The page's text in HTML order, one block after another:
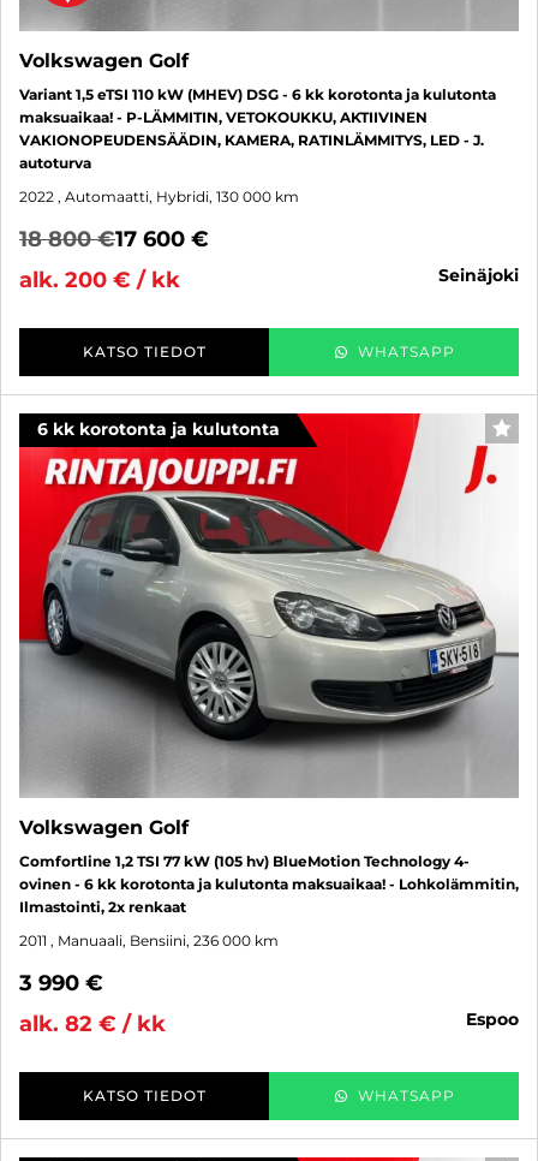
Volkswagen Golf
Variant 1,5 eTSI 110 kW (MHEV) DSG - 6 kk korotonta ja kulutonta
maksuaikaa! - P-LÄMMITIN, VETOKOUKKU, AKTIIVINEN
VAKIONOPEUDENSÄÄDIN, KAMERA, RATINLÄMMITYS, LED - J.
autoturva
2022 , Automaatti, Hybridi, 130 000 km
18 800 €17 600 €
alk. 200 € / kk
seinäjoki
KATSO TIEDOT WHATSAPP
6 kk korotonta ja kulutonta
Volkswagen Golf
Comfortline 1,2 TSI 77 kW (105 hv) BlueMotion Technology 4-
ovinen - 6 kk korotonta ja kulutonta maksuaikaa! - Lohkolämmitin,
Ilmastointi, 2x renkaat
2011 , Manuaali, Bensiini, 236 000 km
3 990 €
alk. 82 € / kk
espoo
KATSO TIEDOT WHATSAPP